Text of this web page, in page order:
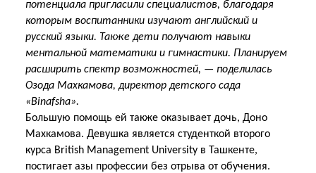
потенциала пригласили специалистов, благодаря
которым воспитанники изучают английский и
русский языки. Также дети получают навыки
ментальной математики и гимнастики. Планируем
расширить спектр возможностей, — поделилась
Озода Махкамова, директор детского сада
«Binafsha».
Большую помощь ей также оказывает дочь, Доно
Махкамова. Девушка является студенткой второго
курса British Management University в Ташкенте,
постигает азы профессии без отрыва от обучения.